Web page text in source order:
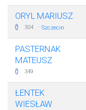
ORYL MARIUSZ
304 · Szczecin
PASTERNAK
MATEUSZ
349
ŁENTEK
WIESŁAW